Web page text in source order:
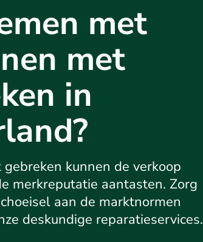
met
met
in
kunnen de verkoop
merkreputatie aantasten. Zorg
aan de marktnormen
deskundige reparatieservices.